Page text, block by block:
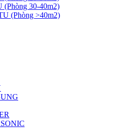
(Phòng 30-40m2)
(Phòng >40m2)